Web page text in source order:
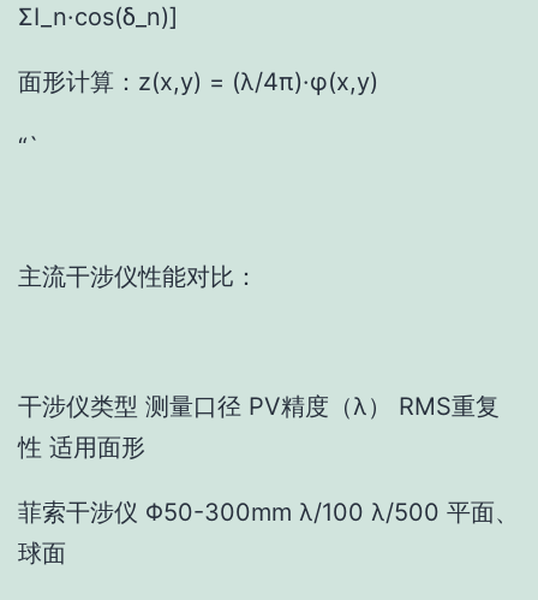
ΣI_n·cos(δ_n)]
面形计算：z(x,y) = (λ/4π)·φ(x,y)
“`
主流干涉仪性能对比：
干涉仪类型 测量口径 PV精度（λ） RMS重复
性 适用面形
菲索干涉仪 Φ50-300mm λ/100 λ/500 平面、
球面